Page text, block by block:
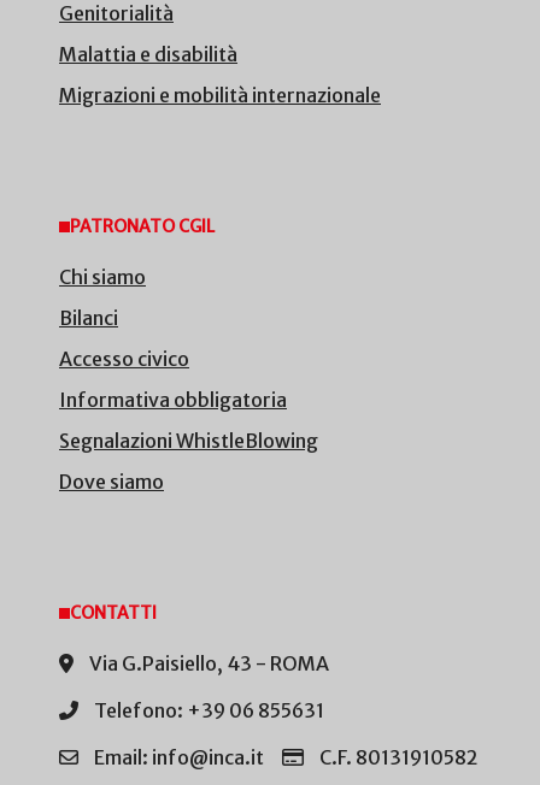
Genitorialità
Malattia e disabilità
Migrazioni e mobilità internazionale
PATRONATO CGIL
Chi siamo
Bilanci
Accesso civico
Informativa obbligatoria
Segnalazioni WhistleBlowing
Dove siamo
CONTATTI
Via G.Paisiello, 43 - ROMA
Telefono: +39 06 855631
Email: info@inca.it
C.F. 80131910582